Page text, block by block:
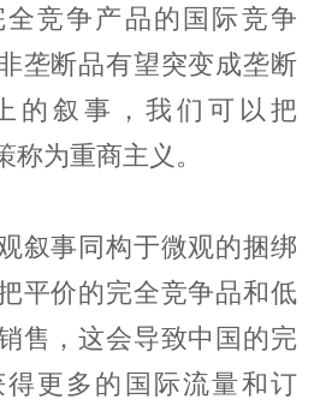
竞争产品的国际竞争
垄断品有望突变成垄断
的叙事，我们可以把
为重商主义。
叙事同构于微观的捆绑
平价的完全竞争品和低
售，这会导致中国的完
更多的国际流量和订